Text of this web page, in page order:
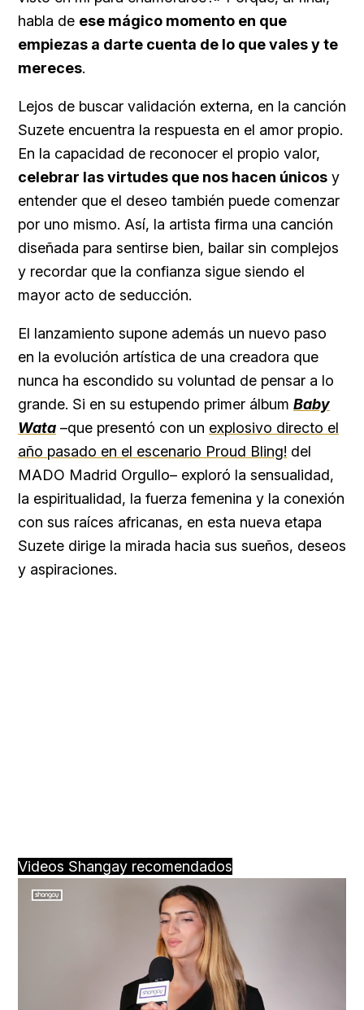
habla de ese mágico momento en que
empiezas a darte cuenta de lo que vales y te
mereces.
Lejos de buscar validación externa, en la canción
Suzete encuentra la respuesta en el amor propio.
En la capacidad de reconocer el propio valor,
celebrar las virtudes que nos hacen únicos y
entender que el deseo también puede comenzar
por uno mismo. Así, la artista firma una canción
diseñada para sentirse bien, bailar sin complejos
y recordar que la confianza sigue siendo el
mayor acto de seducción.
El lanzamiento supone además un nuevo paso
en la evolución artística de una creadora que
nunca ha escondido su voluntad de pensar a lo
grande. Si en su estupendo primer álbum Baby
Wata –que presentó con un explosivo directo el
año pasado en el escenario Proud Bling! del
MADO Madrid Orgullo– exploró la sensualidad,
la espiritualidad, la fuerza femenina y la conexión
con sus raíces africanas, en esta nueva etapa
Suzete dirige la mirada hacia sus sueños, deseos
y aspiraciones.
Videos Shangay recomendados